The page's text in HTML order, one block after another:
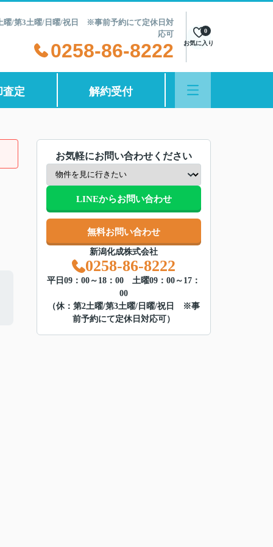
曜/第3土曜/日曜/祝日 ※事前予約にて定休日対
応可
0258-86-8222 お気に入り
0
査定 解約受付
お気軽にお問い合わせください
LINEからお問い合わせ
無料お問い合わせ
新潟化成株式会社
0258-86-8222
平日09：00～18：00 土曜09：00～17：
00
（休：第2土曜/第3土曜/日曜/祝日 ※事
前予約にて定休日対応可）